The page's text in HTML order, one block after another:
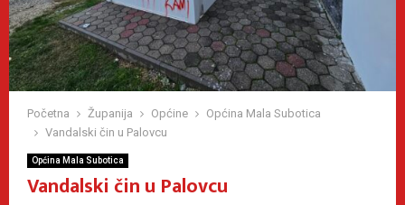
Početna Županija Općine
Općina Mala Subotica
Vandalski čin u Palovcu
Općina Mala Subotica
Vandalski čin u Palovcu